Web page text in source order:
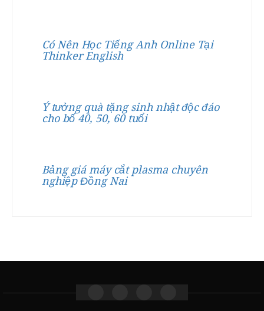
Có Nên Học Tiếng Anh Online Tại
Thinker English
Ý tưởng quà tặng sinh nhật độc đáo
cho bố 40, 50, 60 tuổi
Bảng giá máy cắt plasma chuyên
nghiệp Đồng Nai